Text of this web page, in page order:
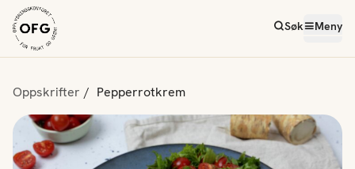
Søk Meny
Oppskrifter Pepperrotkrem